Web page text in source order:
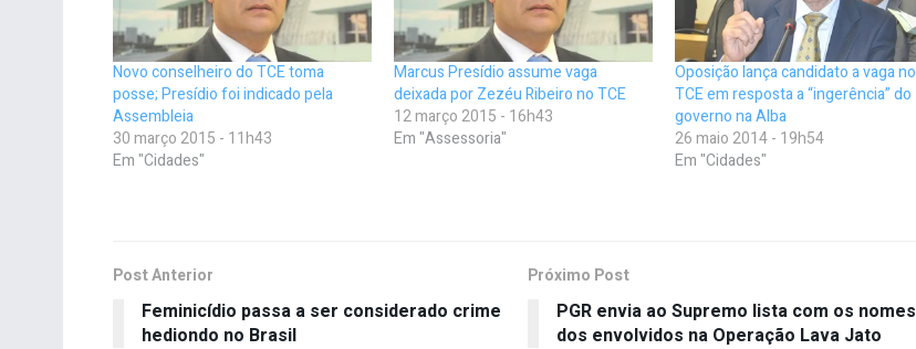
Novo conselheiro do TCE toma
posse; Presídio foi indicado pela
Assembleia
30 março 2015 - 11h43
Em "Cidades"
Marcus Presídio assume vaga
deixada por Zezéu Ribeiro no TCE
12 março 2015 - 16h43
Em "Assessoria"
Oposição lança candidato a vaga no
TCE em resposta a “ingerência” do
governo na Alba
26 maio 2014 - 19h54
Em "Cidades"
Post Anterior
Feminicídio passa a ser considerado crime
hediondo no Brasil
Próximo Post
PGR envia ao Supremo lista com os nomes
dos envolvidos na Operação Lava Jato